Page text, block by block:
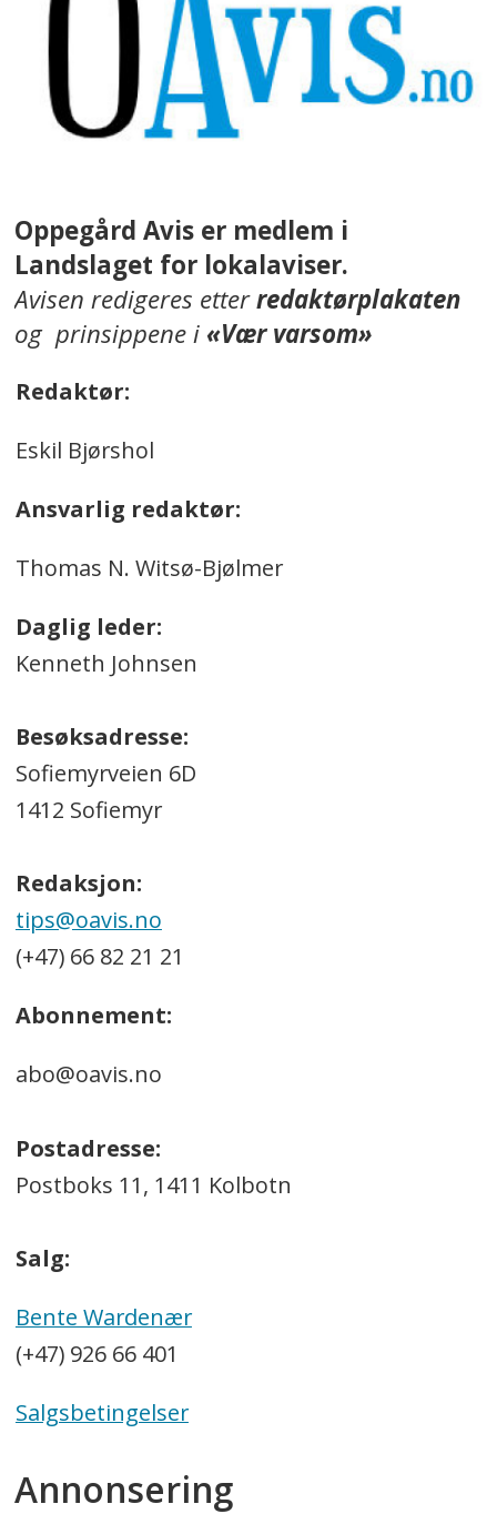
Oppegård Avis er medlem i
Landslaget for lokalaviser.
Avisen redigeres etterredaktørplakaten
og prinsippene i«Vær varsom»
Redaktør:
Eskil Bjørshol
Ansvarlig redaktør:
Thomas N. Witsø-Bjølmer
Daglig leder:
Kenneth Johnsen
Besøksadresse:
Sofiemyrveien 6D
1412 Sofiemyr
Redaksjon:
tips@oavis.no
(+47) 66 82 21 21
Abonnement:
abo@oavis.no
Postadresse:
Postboks 11, 1411 Kolbotn
Salg:
Bente Wardenær
(+47) 926 66 401
Salgsbetingelser
Annonsering